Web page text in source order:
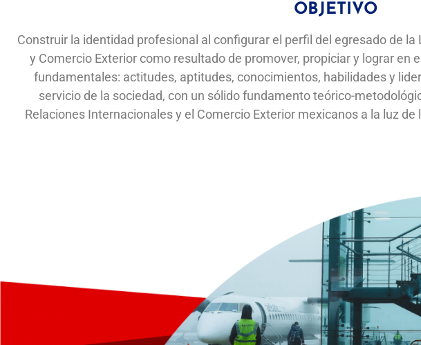
OBJETIVO
Construir la identidad profesional al configurar el perfil del egresado de
y Comercio Exterior como resultado de promover, propiciar y lograr en
fundamentales: actitudes, aptitudes, conocimientos, habilidades y
servicio de la sociedad, con un sólido fundamento teórico-
Relaciones Internacionales y el Comercio Exterior mexicanos a la luz